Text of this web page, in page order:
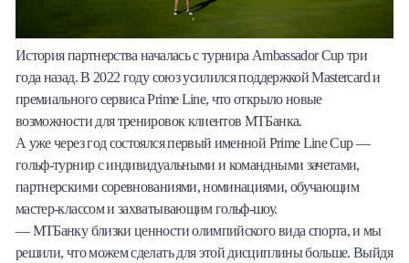
История партнерства началась с турнира Ambassador Cup три
года назад. В 2022 году союз усилился поддержкой Mastercard и
премиального сервиса Prime Line, что открыло новые
возможности для тренировок клиентов МТБанка.
А уже через год состоялся первый именной Prime Line Cup —
гольф-турнир с индивидуальными и командными зачетами,
партнерскими соревнованиями, номинациями, обучающим
мастер-классом и захватывающим гольф-шоу.
— МТБанку близки ценности олимпийского вида спорта, и мы
решили, что можем сделать для этой дисциплины больше. Выйдя